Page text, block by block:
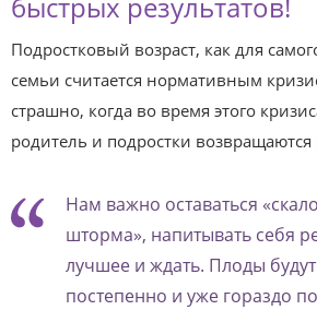
быстрых результатов!
Подростковый возраст, как для
семьи считается нормативным
страшно, когда во время этого
родитель и подростки возвращаются
Нам важно оставаться
шторма», напитывать себя
лучшее и ждать. Плоды
постепенно и уже гораздо